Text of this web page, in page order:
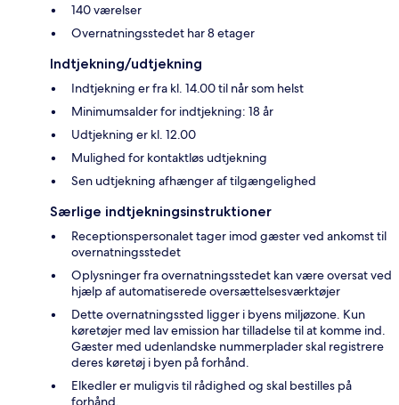
140 værelser
Overnatningsstedet har 8 etager
Indtjekning/udtjekning
Indtjekning er fra kl. 14.00 til når som helst
Minimumsalder for indtjekning: 18 år
Udtjekning er kl. 12.00
Mulighed for kontaktløs udtjekning
Sen udtjekning afhænger af tilgængelighed
Særlige indtjekningsinstruktioner
Receptionspersonalet tager imod gæster ved ankomst til
overnatningsstedet
Oplysninger fra overnatningsstedet kan være oversat ved
hjælp af automatiserede oversættelsesværktøjer
Dette overnatningssted ligger i byens miljøzone. Kun
køretøjer med lav emission har tilladelse til at komme ind.
Gæster med udenlandske nummerplader skal registrere
deres køretøj i byen på forhånd.
Elkedler er muligvis til rådighed og skal bestilles på
forhånd.